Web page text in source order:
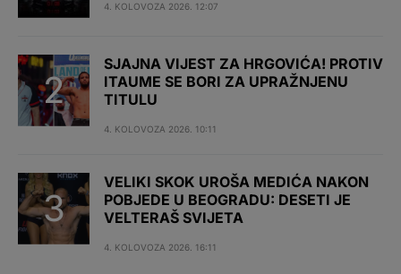
4. KOLOVOZA 2026. 12:07
SJAJNA VIJEST ZA HRGOVIĆA! PROTIV
ITAUME SE BORI ZA UPRAŽNJENU
TITULU
4. KOLOVOZA 2026. 10:11
VELIKI SKOK UROŠA MEDIĆA NAKON
POBJEDE U BEOGRADU: DESETI JE
VELTERAŠ SVIJETA
4. KOLOVOZA 2026. 16:11